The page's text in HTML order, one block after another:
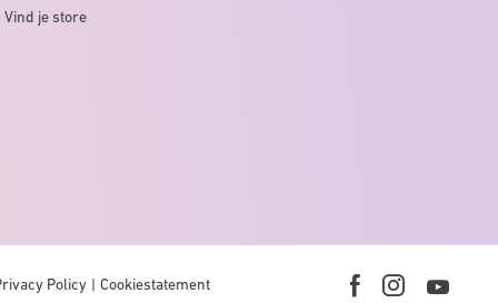
Vind je store
Policy Cookiestatement